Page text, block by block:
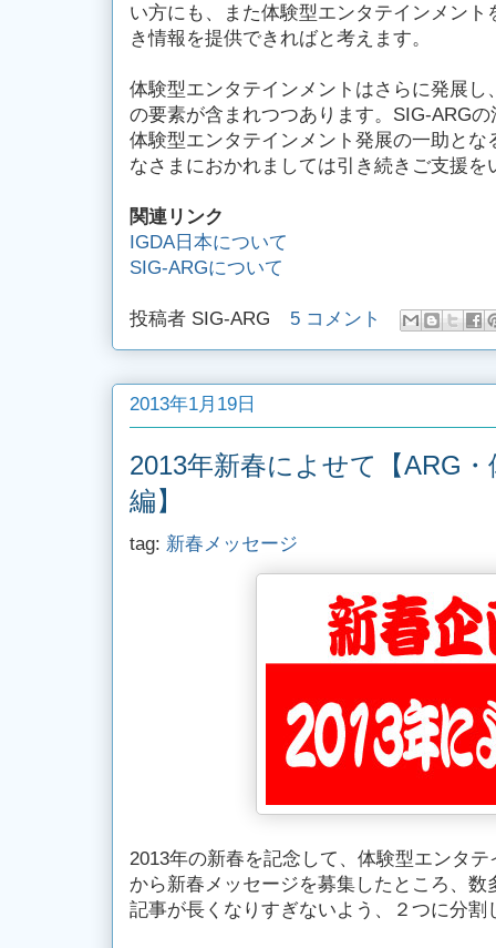
い方にも、また体験型エンタテインメン
き情報を提供できればと考えます。
体験型エンタテインメントはさらに発展
の要素が含まれつつあります。SIG-ARG
体験型エンタテインメント発展の一助と
なさまにおかれましては引き続きご支援を
関連リンク
IGDA日本について
SIG-ARGについて
投稿者 SIG-ARG 5 コメント
2013年1月19日
2013年新春によせて【ARG
編】
tag: 新春メッセージ
2013年の新春を記念して、体験型エンタ
から新春メッセージを募集したところ、
記事が長くなりすぎないよう、２つに分割